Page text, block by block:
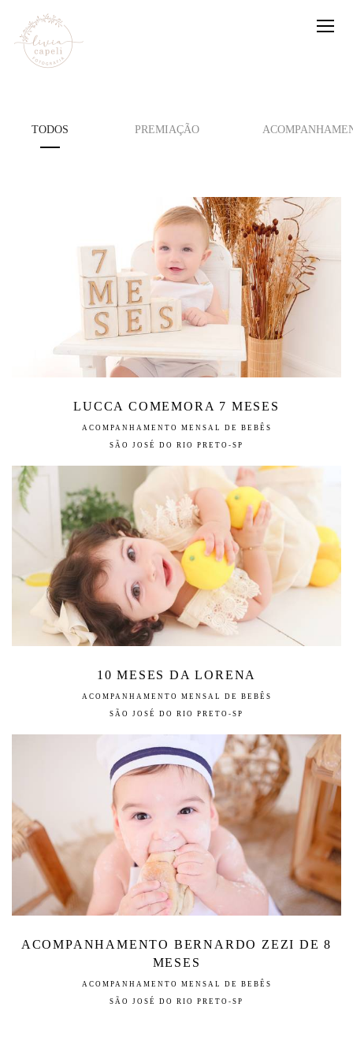
TODOS PREMIAÇÃO
LUCCA COMEMORA 7 MESES
ACOMPANHAMENTO MENSAL DE BEBÊS
SÃO JOSÉ DO RIO PRETO-SP
10 MESES DA LORENA
ACOMPANHAMENTO MENSAL DE BEBÊS
SÃO JOSÉ DO RIO PRETO-SP
ACOMPANHAMENTO BERNARDO ZEZI DE 8
MESES
ACOMPANHAMENTO MENSAL DE BEBÊS
SÃO JOSÉ DO RIO PRETO-SP